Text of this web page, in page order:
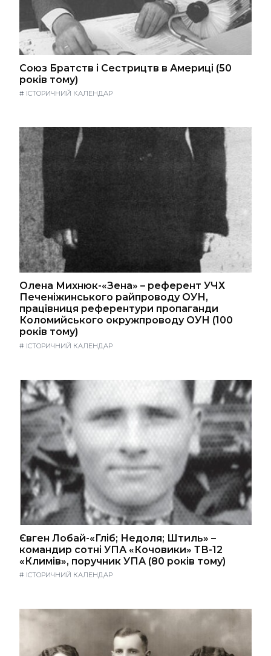
Союз Братств і Сестрицтв в Америці (50
років тому)
# ІСТОРИЧНИЙ КАЛЕНДАР
Олена Михнюк-«Зена» – референт УЧХ
Печеніжинського райпроводу ОУН,
працівниця референтури пропаганди
Коломийського окружпроводу ОУН (100
років тому)
# ІСТОРИЧНИЙ КАЛЕНДАР
Євген Лобай-«Гліб; Недоля; Штиль» –
командир сотні УПА «Кочовики» ТВ-12
«Климів», поручник УПА (80 років тому)
# ІСТОРИЧНИЙ КАЛЕНДАР